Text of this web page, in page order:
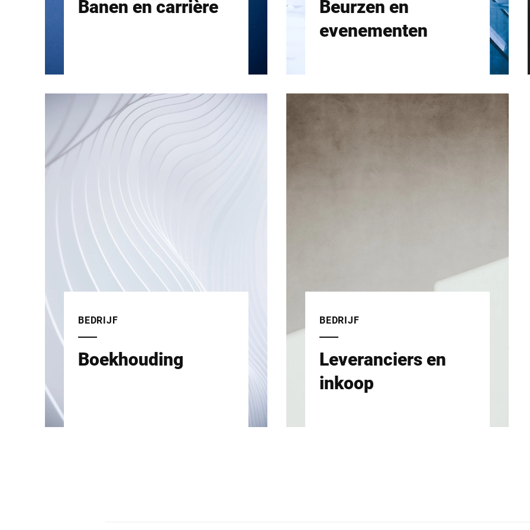
Banen en carrière
Beurzen en
evenementen
BEDRIJF
Boekhouding
BEDRIJF
Leveranciers en
inkoop